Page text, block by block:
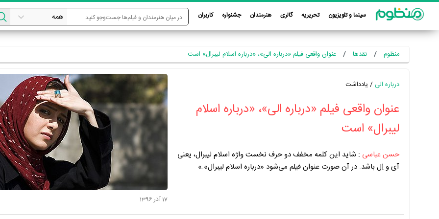
سینما و تلویزیون تحریریه گالری هنرمندان جشنواره کاربران
منظوم نقدها عنوان واقعی فیلم «درباره الی»، «درباره اسلام لیبرال» است
درباره الی / یادداشت
عنوان واقعی فیلم «درباره الی»، «درباره اسلام
لیبرال» است
حسن عباسی : شاید این کلمه مخفف دو حرف نخست واژه اسلام لیبرال، یعنی
آی و اِل باشد. در آن صورت عنوان فیلم می‌شود «درباره اسلام لیبرال».»
17 آذر 1396